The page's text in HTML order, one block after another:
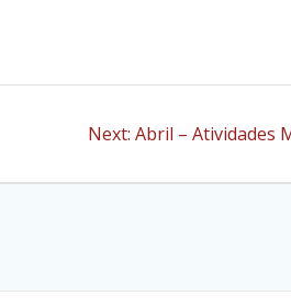
Next: Next
Abril – Atividades